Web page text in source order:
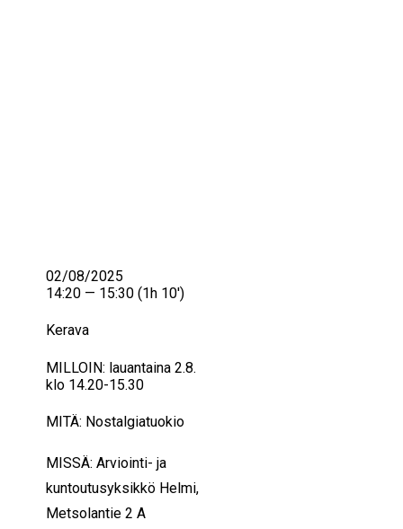
MILLOIN: lauantaina 2.8.
klo 14.20-15.30
MITÄ: Nostalgiatuokio
MISSÄ: Arviointi- ja
kuntoutusyksikkö Helmi,
Metsolantie 2 A
02/08/2025
14:20 — 15:30 (1h 10′)
Kerava